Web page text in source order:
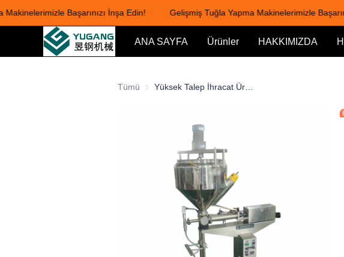
Başarınızı İnşa Edin! Gelişmiş Tuğla Yapma Makinelerimizle
ANA SAYFA Ürünler HAKKIMIZDA
Tümü